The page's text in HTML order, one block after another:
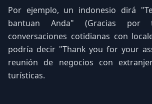
Por ejemplo, un indonesio dirá
bantuan Anda" (Gracias
conversaciones cotidianas con
podría decir "Thank you for your
reunión de negocios con
turísticas.